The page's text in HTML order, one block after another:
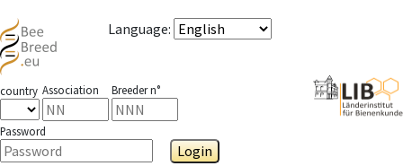
Language:
country Association Breeder n°
Password
Login